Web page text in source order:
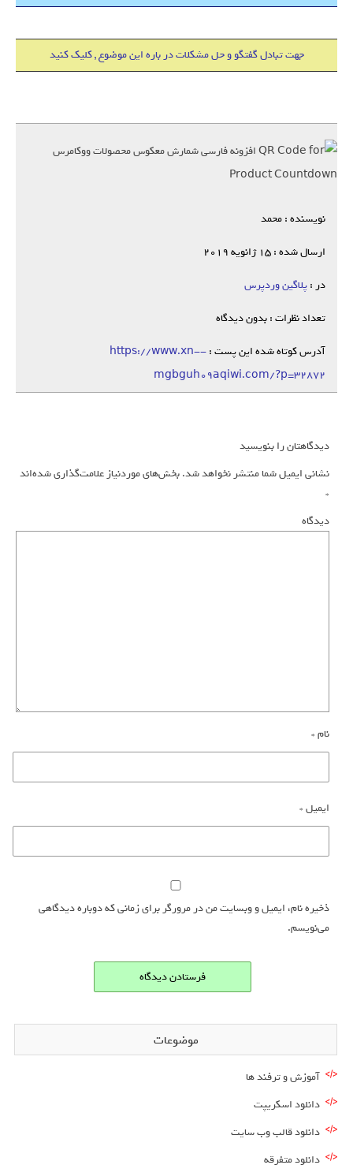
جهت تبادل گفتگو و حل مشکلات در باره این موضوع , کلیک کنید
نویسنده : محمد
ارسال شده : 15 ژانویه 2019
در :پلاگین وردپرس
تعداد نظرات : بدون دیدگاه
آدرس کوتاه شده این پست :https://www.xn--
mgbguh09aqiwi.com/?p=32872
دیدگاهتان را بنویسید
نشانی ایمیل شما منتشر نخواهد شد.بخش‌های موردنیاز علامت‌گذاری شده‌اند
*
دیدگاه
نام*
ایمیل*
ذخیره نام، ایمیل و وبسایت من در مرورگر برای زمانی که دوباره دیدگاهی
می‌نویسم.
موضوعات
آموزش و ترفند ها
دانلود اسکریپت
دانلود قالب وب سایت
دانلود متفرقه